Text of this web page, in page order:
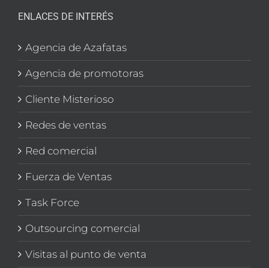
ENLACES DE INTERÉS
Agencia de Azafatas
Agencia de promotoras
Cliente Misterioso
Redes de ventas
Red comercial
Fuerza de Ventas
Task Force
Outsourcing comercial
Visitas al punto de venta